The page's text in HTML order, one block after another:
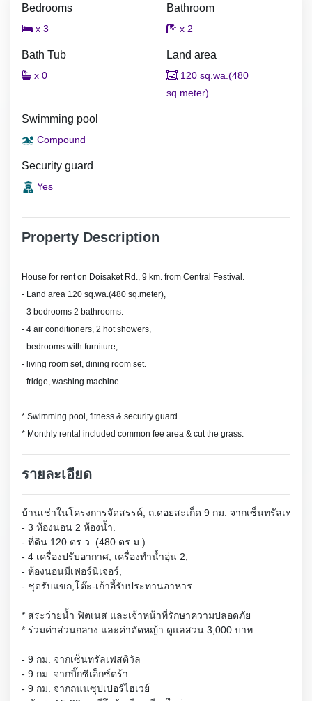
Bedrooms
x 3
Bathroom
x 2
Bath Tub
x 0
Land area
120 sq.wa.(480
sq.meter).
Swimming pool
Compound
Security guard
Yes
Property Description
House for rent on Doisaket Rd., 9 km. from Central Festival.
- Land area 120 sq.wa.(480 sq.meter),
- 3 bedrooms 2 bathrooms.
- 4 air conditioners, 2 hot showers,
- bedrooms with furniture,
- living room set, dining room set.
- fridge, washing machine.
* Swimming pool, fitness & security guard.
* Monthly rental included common fee area & cut the grass.
รายละเอียด
บ้านเช่าในโครงการจัดสรรค์, ถ.ดอยสะเก็ด 9 กม. จากเซ็นทรัลเฟสติ
- 3 ห้องนอน 2 ห้องน้ำ.
- ที่ดิน 120 ตร.ว. (480 ตร.ม.)
- 4 เครื่องปรับอากาศ, เครื่องทำน้ำอุ่น 2,
- ห้องนอนมีเฟอร์นิเจอร์,
- ชุดรับแขก,โต๊ะ-เก้าอี้รับประทานอาหาร
* สระว่ายน้ำ ฟิตเนส และเจ้าหน้าที่รักษาความปลอดภัย
* ร่วมค่าส่วนกลาง และค่าตัดหญ้า ดูแลสวน 3,000 บาท
- 9 กม. จากเซ็นทรัลเฟสติวัล
- 9 กม. จากบิ๊กซีเอ็กซ์ตร้า
- 9 กม. จากถนนซุปเปอร์ไฮเวย์